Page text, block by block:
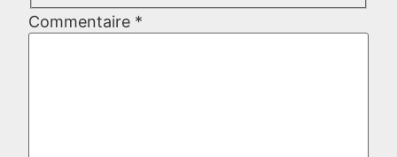
Commentaire *